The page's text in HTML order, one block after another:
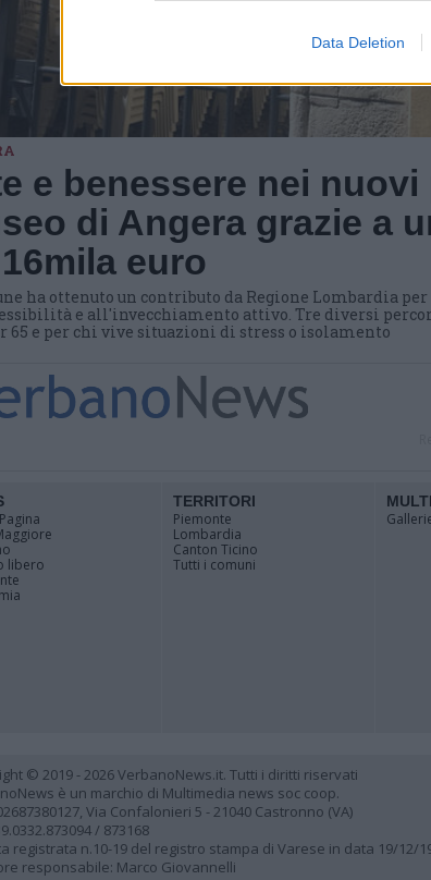
Data Deletion
e benessere nei nuovi
di Angera grazie a
euro
ha ottenuto un contributo da Regione Lombardia
e all'invecchiamento attivo. Tre diversi
65 e per chi vive situazioni di stress o isolamento
libero
TERRITORI
Piemonte
Lombardia
Canton Ticino
Tutti i comuni
© 2019 - 2026 VerbanoNews.it. Tutti i diritti riservati
è un marchio di Multimedia news soc coop.
Via Confalonieri 5 - 21040 Castronno (VA)
/ 873168
registrata n.10-19 del registro stampa di Varese in data 19/12/
responsabile: Marco Giovannelli